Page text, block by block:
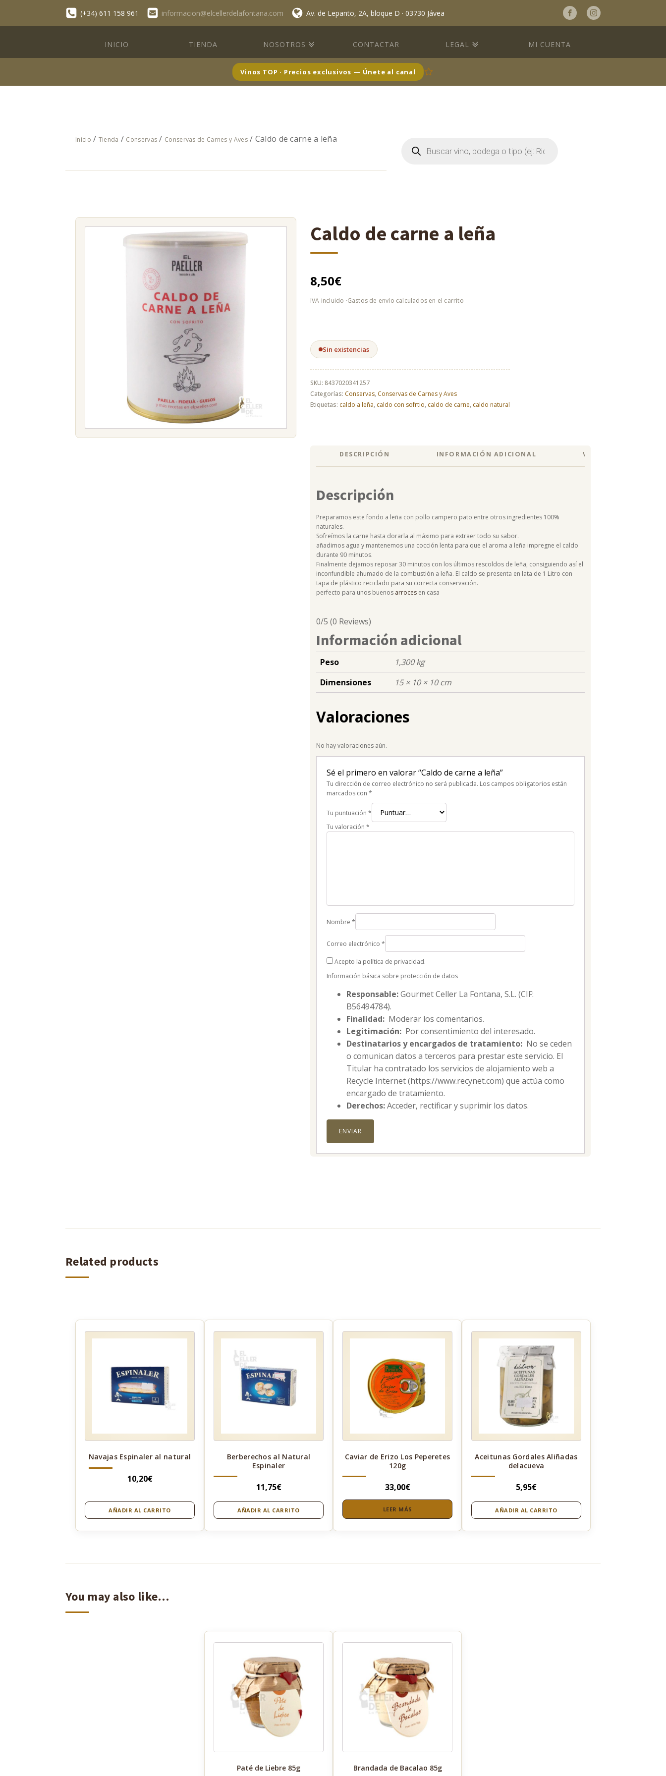
(+34) 611 158 961 informacion@elcellerdelafontana.com Av. de Lepanto, 2A, bloque D · 03730 Jávea
INICIO TIENDA NOSOTROS CONTACTAR LEGAL MI CUENTA
Vinos TOP · Precios exclusivos — Únete al canal
Inicio / Tienda / Conservas / Conservas de Carnes y Aves/ Caldo de carne a leña
Búsqueda
Caldo de carne a leña
8,50€
Sin existencias
SKU: 8437020341257
Categorías: Conservas, Conservas de Carnes y Aves
Etiquetas: caldo a leña, caldo con sofrtio, caldo de carne, caldo natural
DESCRIPCIÓN INFORMACIÓN ADICIONAL VALORACIONES (0)
Descripción
Preparamos este fondo a leña con pollo campero pato entre otros ingredientes 100%
naturales.
Sofreímos la carne hasta dorarla al máximo para extraer todo su sabor.
añadimos agua y mantenemos una cocción lenta para que el aroma a leña impregne el caldo
durante 90 minutos.
Finalmente dejamos reposar 30 minutos con los últimos rescoldos de leña, consiguiendo así el
inconfundible ahumado de la combustión a leña. El caldo se presenta en lata de 1 Litro con
tapa de plástico reciclado para su correcta conservación.
perfecto para unos buenos arroces en casa
0/5 (0 Reviews)
Información adicional
Peso
1,300 kg
Dimensiones
15 × 10 × 10 cm
Valoraciones
No hay valoraciones aún.
Sé el primero en valorar “Caldo de carne a leña”
Tu dirección de correo electrónico no será publicada. Los campos obligatorios están
marcados con *
Tu puntuación *
Tu valoración *
Nombre *
Correo electrónico *
Acepto la política de privacidad.
Información básica sobre protección de datos
Responsable:Gourmet Celler La Fontana, S.L. (CIF:
B56494784).
Finalidad: Moderar los comentarios.
Legitimación: Por consentimiento del interesado.
Destinatarios y encargados de tratamiento: No se ceden
o comunican datos a terceros para prestar este servicio. El
Titular ha contratado los servicios de alojamiento web a
Recycle Internet (https://www.recynet.com) que actúa como
encargado de tratamiento.
Derechos:Acceder, rectificar y suprimir los datos.
Related products
Navajas Espinaler al natural
10,20€
AÑADIR AL CARRITO
Berberechos al Natural
Espinaler
11,75€
AÑADIR AL CARRITO
Caviar de Erizo Los Peperetes
120g
33,00€
LEER MÁS
Aceitunas Gordales Aliñadas
delacueva
5,95€
AÑADIR AL CARRITO
You may also like…
Paté de Liebre 85g Brandada de Bacalao 85g